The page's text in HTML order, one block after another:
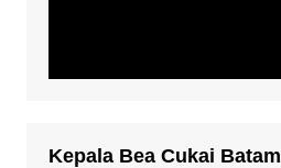
Kepala Bea Cukai Batam